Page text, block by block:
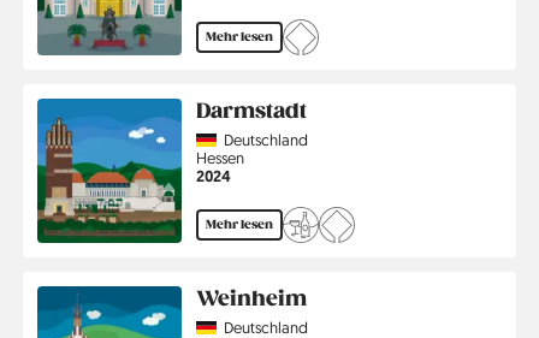
Mehr lesen
Darmstadt
CountryDeutschland
Region
Hessen
Jahr
2024
Mehr lesen
Weinheim
CountryDeutschland